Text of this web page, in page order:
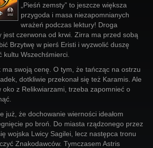
„Pieśń zemsty” to jeszcze większa
przygoda i masa niezapomnianych
wrażeń podczas lektury! Droga
jest czerwona od krwi. Zirra ma przed sobą
Brzytwę w pierś Eristi i wyzwolić duszę
kultu Wszechśmierci.
swoją cenę. O tym, że tańcząc na ostrzu
dotkliwie przekonał się też Karamis. Ale
oko z Relikwiarzami, trzeba zapomnieć o
już, że dochowanie wierności ideałom
po broń. Do miasta rządzonego przez
wojska Lwicy Sagilei, lecz następca tronu
Znakodawców. Tymczasem Astris